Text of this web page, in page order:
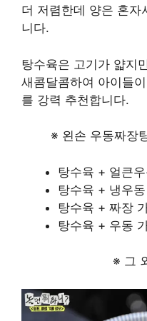
더 저렴한데 양은 혼자
니다.
탕수육은 고기가 얇지
새콤달콤하여 아이들
를 강력 추천합니다.
※ 왼손 우동짜장
탕수육 + 얼큰
탕수육 + 냉우
탕수육 + 짜장
탕수육 + 우동
※ 그